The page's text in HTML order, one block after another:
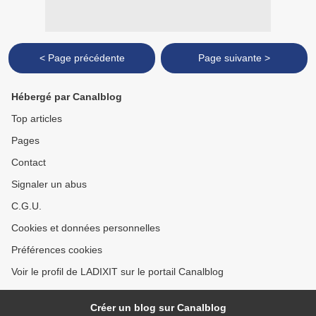
< Page précédente Page suivante >
Hébergé par Canalblog
Top articles
Pages
Contact
Signaler un abus
C.G.U.
Cookies et données personnelles
Préférences cookies
Voir le profil de LADIXIT sur le portail Canalblog
Créer un blog sur Canalblog